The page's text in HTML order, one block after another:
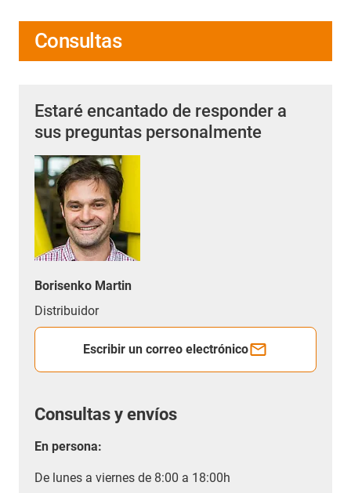
Consultas
Estaré encantado de responder a
sus preguntas personalmente
Borisenko Martin
Distribuidor
Escribir un correo electrónico
Consultas y envíos
En persona:
De lunes a viernes de 8:00 a 18:00h